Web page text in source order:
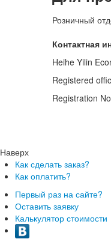
Розничный
Контактная
Heihe Yilin
Registered
Registration
Наверх
Как сделать заказ?
Как оплатить?
Первый раз на сайте?
Оставить заявку
Калькулятор стоимости